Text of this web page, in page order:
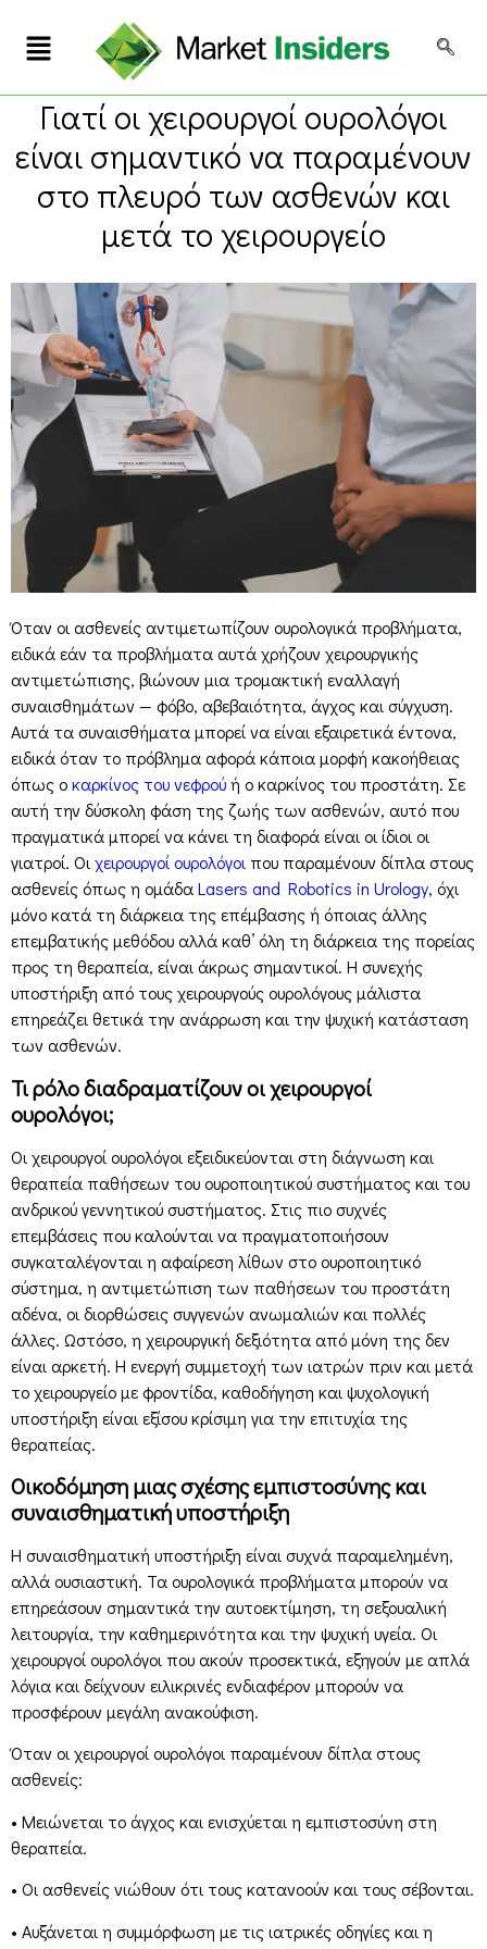
Γιατί οι χειρουργοί ουρολόγοι
είναι σημαντικό να παραμένουν
στο πλευρό των ασθενών και
μετά το χειρουργείο
Όταν οι ασθενείς αντιμετωπίζουν ουρολογικά προβλήματα,
ειδικά εάν τα προβλήματα αυτά χρήζουν χειρουργικής
αντιμετώπισης, βιώνουν μια τρομακτική εναλλαγή
συναισθημάτων — φόβο, αβεβαιότητα, άγχος και σύγχυση.
Αυτά τα συναισθήματα μπορεί να είναι εξαιρετικά έντονα,
ειδικά όταν το πρόβλημα αφορά κάποια μορφή κακοήθειας
όπως οκαρκίνος του νεφρούή ο καρκίνος του προστάτη. Σε
αυτή την δύσκολη φάση της ζωής των ασθενών, αυτό που
πραγματικά μπορεί να κάνει τη διαφορά είναι οι ίδιοι οι
γιατροί. Οιχειρουργοί ουρολόγοι που παραμένουν δίπλα στους
ασθενείς όπως η ομάδαLasers and Robotics in Urology, όχι
μόνο κατά τη διάρκεια της επέμβασης ή όποιας άλλης
επεμβατικής μεθόδου αλλά καθ’ όλη τη διάρκεια της πορείας
προς τη θεραπεία, είναι άκρως σημαντικοί. Η συνεχής
υποστήριξη από τους χειρουργούς ουρολόγους μάλιστα
επηρεάζει θετικά την ανάρρωση και την ψυχική κατάσταση
των ασθενών.
Τι ρόλο διαδραματίζουν οι χειρουργοί
ουρολόγοι;
Οι χειρουργοί ουρολόγοι εξειδικεύονται στη διάγνωση και
θεραπεία παθήσεων του ουροποιητικού συστήματος και του
ανδρικού γεννητικού συστήματος. Στις πιο συχνές
επεμβάσεις που καλούνται να πραγματοποιήσουν
συγκαταλέγονται η αφαίρεση λίθων στο ουροποιητικό
σύστημα, η αντιμετώπιση των παθήσεων του προστάτη
αδένα, οι διορθώσεις συγγενών ανωμαλιών και πολλές
άλλες. Ωστόσο, η χειρουργική δεξιότητα από μόνη της δεν
είναι αρκετή. Η ενεργή συμμετοχή των ιατρών πριν και μετά
το χειρουργείο με φροντίδα, καθοδήγηση και ψυχολογική
υποστήριξη είναι εξίσου κρίσιμη για την επιτυχία της
θεραπείας.
Οικοδόμηση μιας σχέσης εμπιστοσύνης και
συναισθηματική υποστήριξη
Η συναισθηματική υποστήριξη είναι συχνά παραμελημένη,
αλλά ουσιαστική. Τα ουρολογικά προβλήματα μπορούν να
επηρεάσουν σημαντικά την αυτοεκτίμηση, τη σεξουαλική
λειτουργία, την καθημερινότητα και την ψυχική υγεία. Οι
χειρουργοί ουρολόγοι που ακούν προσεκτικά, εξηγούν με απλά
λόγια και δείχνουν ειλικρινές ενδιαφέρον μπορούν να
προσφέρουν μεγάλη ανακούφιση.
Όταν οι χειρουργοί ουρολόγοι παραμένουν δίπλα στους
ασθενείς:
• Μειώνεται το άγχος και ενισχύεται η εμπιστοσύνη στη
θεραπεία.
• Οι ασθενείς νιώθουν ότι τους κατανοούν και τους σέβονται.
• Αυξάνεται η συμμόρφωση με τις ιατρικές οδηγίες και η